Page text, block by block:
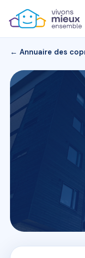
← Annuaire des